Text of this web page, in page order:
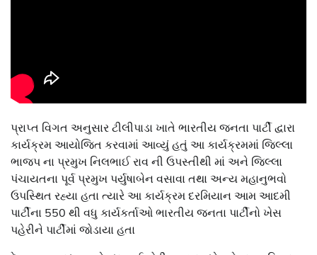
પ્રાપ્ત વિગત અનુસાર ટીલીપાડા ખાતે ભારતીય જનતા પાર્ટી દ્વારા
કાર્યક્રમ આયોજિત કરવામાં આવ્યું હતું આ કાર્યક્રમમાં જિલ્લા
ભાજપ ના પ્રમુખ નિલભાઈ રાવ ની ઉપસ્તીથી માં અને જિલ્લા
પંચાયતના પૂર્વ પ્રમુખ પર્યુષાબેન વસાવા તથા અન્ય મહાનુભવો
ઉપસ્થિત રહ્યા હતા ત્યારે આ કાર્યક્રમ દરમિયાન આમ આદમી
પાર્ટીના 550 થી વધુ કાર્યકર્તાઓ ભારતીય જનતા પાર્ટીનો ખેસ
પહેરીને પાર્ટીમાં જોડાયા હતા